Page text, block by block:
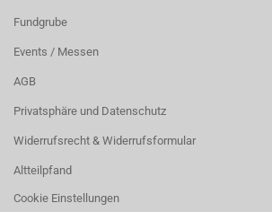
Fundgrube
Events / Messen
AGB
Privatsphäre und Datenschutz
Widerrufsrecht & Widerrufsformular
Altteilpfand
Cookie Einstellungen